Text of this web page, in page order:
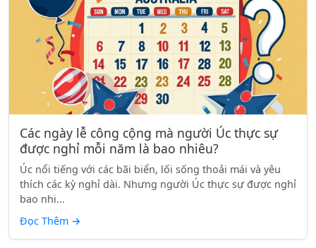
Các ngày lễ công cộng mà người Úc thực sự
được nghỉ mỗi năm là bao nhiêu?
Úc nổi tiếng với các bãi biển, lối sống thoải mái và yêu
thích các kỳ nghỉ dài. Nhưng người Úc thực sự được nghỉ
bao nhi...
Đọc Thêm →